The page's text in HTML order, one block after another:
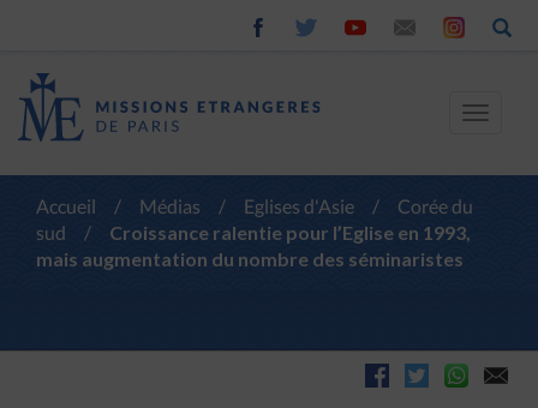
Toggle
Accueil / Médias / Eglises d'Asie /
Corée du
sud
/
Croissance ralentie pour l’Eglise en 1993,
mais augmentation du nombre des séminaristes